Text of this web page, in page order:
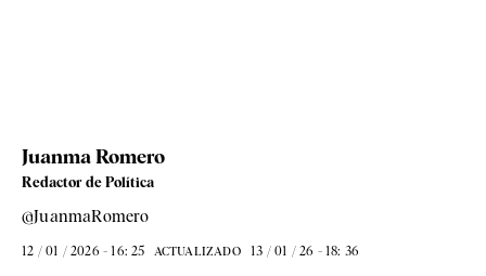
Juanma Romero
Redactor de Política
@JuanmaRomero
12 / 01 / 2026 - 16: 25 ACTUALIZADO 13 / 01 / 26 - 18: 36